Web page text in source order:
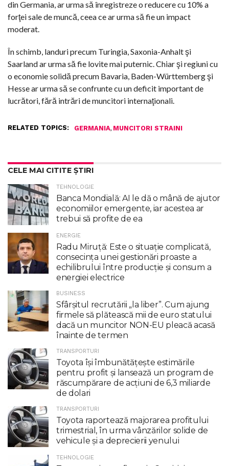
din Germania, ar urma să înregistreze o reducere cu 10% a
forţei sale de muncă, ceea ce ar urma să fie un impact
moderat.
În schimb, landuri precum Turingia, Saxonia-Anhalt şi
Saarland ar urma să fie lovite mai puternic. Chiar şi regiuni cu
o economie solidă precum Bavaria, Baden-Württemberg şi
Hesse ar urma să se confrunte cu un deficit important de
lucrători, fără intrări de muncitori internaţionali.
RELATED TOPICS: GERMANIA, MUNCITORI STRAINI
CELE MAI CITITE ȘTIRI
TEHNOLOGIE
Banca Mondială: AI le dă o mână de ajutor
economiilor emergente, iar acestea ar
trebui să profite de ea
ENERGIE
Radu Miruţă: Este o situaţie complicată,
consecinţa unei gestionări proaste a
echilibrului între producţie şi consum a
energiei electrice
BUSINESS
Sfârșitul recrutării „la liber”. Cum ajung
firmele să plătească mii de euro statului
dacă un muncitor NON-EU pleacă acasă
înainte de termen
TRANSPORTURI
Toyota îşi îmbunătăţeşte estimările
pentru profit şi lansează un program de
răscumpărare de acţiuni de 6,3 miliarde
de dolari
TRANSPORTURI
Toyota raportează majorarea profitului
trimestrial, în urma vânzărilor solide de
vehicule și a deprecierii yenului
TEHNOLOGIE